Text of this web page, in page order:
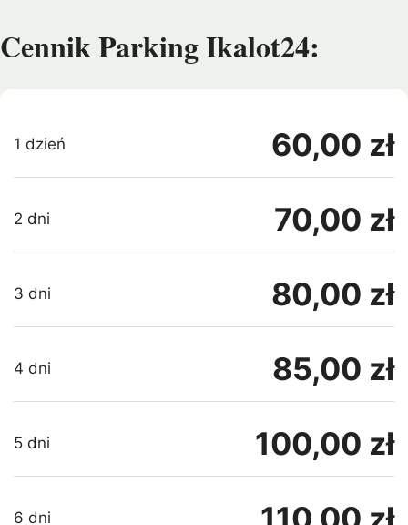
Cennik Parking Ikalot24:
1 dzień 60,00 zł
2 dni 70,00 zł
3 dni 80,00 zł
4 dni 85,00 zł
5 dni 100,00 zł
6 dni